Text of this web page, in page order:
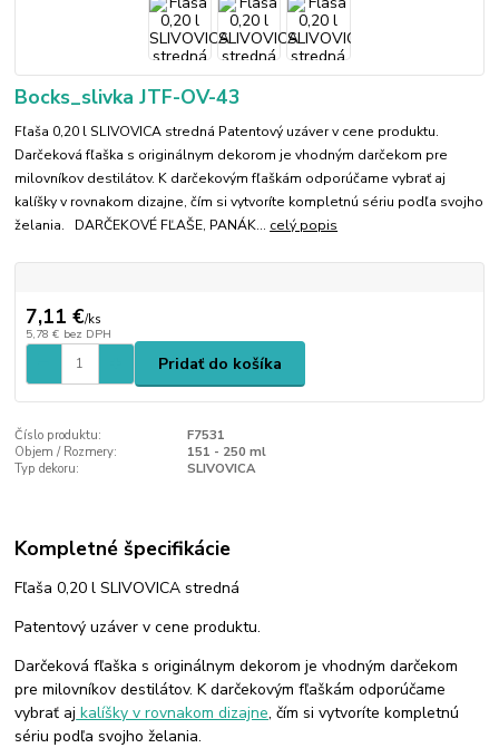
Bocks_slivka JTF-OV-43
Fľaša 0,20 l SLIVOVICA stredná Patentový uzáver v cene produktu.
Darčeková fľaška s originálnym dekorom je vhodným darčekom pre
milovníkov destilátov. K darčekovým fľaškám odporúčame vybrať aj
kalíšky v rovnakom dizajne, čím si vytvoríte kompletnú sériu podľa svojho
želania. DARČEKOVÉ FĽAŠE, PANÁK... celý popis
7,11 €/ks
5,78 € bez DPH
Pridať do košíka
Číslo produktu:
F7531
Objem / Rozmery:
151 - 250 ml
Typ dekoru:
SLIVOVICA
Kompletné špecifikácie
Fľaša 0,20 l SLIVOVICA stredná
Patentový uzáver v cene produktu.
Darčeková fľaška s originálnym dekorom je vhodným darčekom
pre milovníkov destilátov. K darčekovým fľaškám odporúčame
vybrať aj kalíšky v rovnakom dizajne, čím si vytvoríte kompletnú
sériu podľa svojho želania.